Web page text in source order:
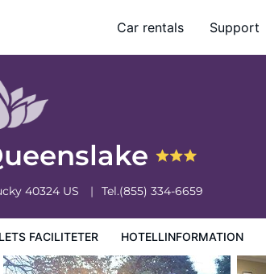
Car rentals Support
40324 US Tel.(855) 334-6659
FACILITETER HOTELLINFORMATION